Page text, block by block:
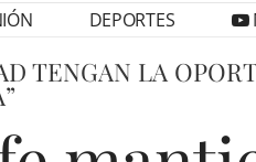
DEPORTES
TENGAN LA